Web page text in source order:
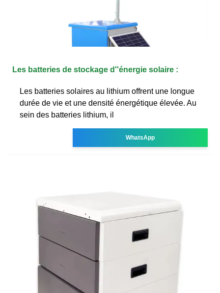
Les batteries de stockage d''énergie solaire :
Les batteries solaires au lithium offrent une longue
durée de vie et une densité énergétique élevée. Au
sein des batteries lithium, il
WhatsApp